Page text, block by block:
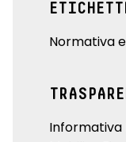
Normativa
Informativa